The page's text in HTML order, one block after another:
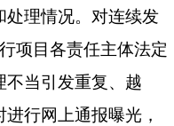
处理情况。对连续发
项目各责任主体法定
不当引发重复、越
行网上通报曝光，